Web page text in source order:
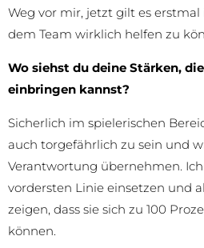
Weg vor mir, jetzt gilt es
dem Team wirklich helfen zu
Wo siehst du deine Stärken,
einbringen kannst?
Sicherlich im spielerischen
auch torgefährlich zu sein und
Verantwortung übernehmen.
vordersten Linie einsetzen und
zeigen, dass sie sich zu 100
können.